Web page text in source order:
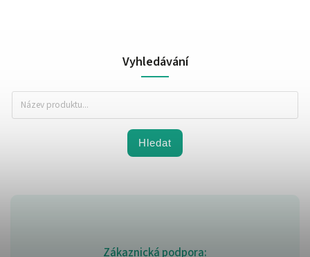
Zákaznická podpora:
Vyhledávání
Hledat